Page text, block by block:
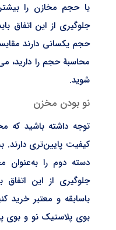
یا حجم مخازن را
جلوگیری از این اتفاق
حجم یکسانی دارند
محاسبۀ حجم را دارید،
شوید.
نو بودن مخزن
توجه داشته باشید که
کیفیت پایین‌تری
دسته دوم را به‌عنوان
جلوگیری از این
باسابقه و معتبر خرید
بوی پلاستیک نو و بوی